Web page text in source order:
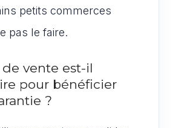
petits commerces
pas le faire.
vente est-il
pour bénéficier
?